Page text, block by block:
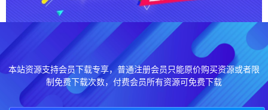
本站资源支持会员下载专享，普通注册会员只能原价购买资源或者限
制免费下载次数，付费会员所有资源可免费下载